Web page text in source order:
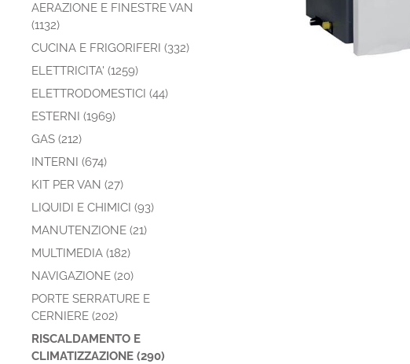
AERAZIONE E FINESTRE VAN
(1132)
CUCINA E FRIGORIFERI (332)
ELETTRICITA' (1259)
ELETTRODOMESTICI (44)
ESTERNI (1969)
GAS (212)
INTERNI (674)
KIT PER VAN (27)
LIQUIDI E CHIMICI (93)
MANUTENZIONE (21)
MULTIMEDIA (182)
NAVIGAZIONE (20)
PORTE SERRATURE E
CERNIERE (202)
RISCALDAMENTO E
CLIMATIZZAZIONE (290)